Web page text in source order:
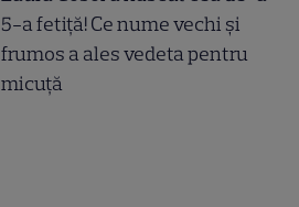
5-a fetiță! Ce nume vechi și
frumos a ales vedeta pentru
micuță